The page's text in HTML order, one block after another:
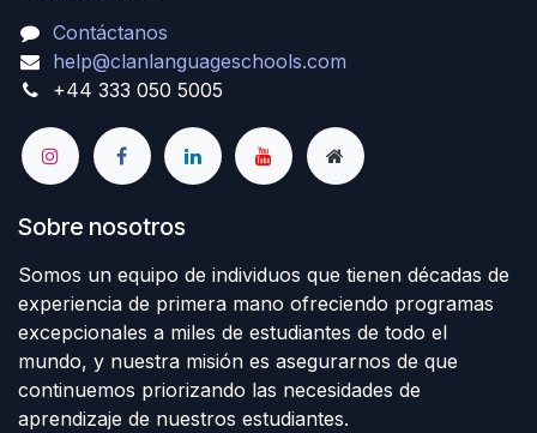
Contáctanos
help@clanlanguageschools.com
+44 333 050 5005
Sobre nosotros
Somos un equipo de individuos que tienen décadas de
experiencia de primera mano ofreciendo programas
excepcionales a miles de estudiantes de todo el
mundo, y nuestra misión es asegurarnos de que
continuemos priorizando las necesidades de
aprendizaje de nuestros estudiantes.